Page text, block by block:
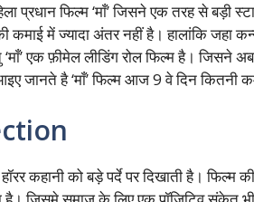
प्रधान फिल्म ‘माँ’ जिसने एक तरह से बड़ी
कमाई में ज्यादा अंतर नहीं है। हालांकि जहा
एक फ़ीमेल लीडिंग रोल फिल्म है। जिसने
जानते है ‘माँ’ फिल्म आज 9 वे दिन कितनी
कहानी को बड़े पर्दे पर दिखाती है। फिल्म